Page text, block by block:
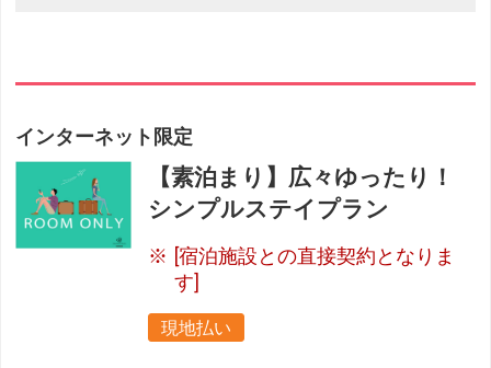
インターネット限定
【素泊まり】広々ゆったり！
シンプルステイプラン
[宿泊施設との直接契約となりま
す]
現地払い